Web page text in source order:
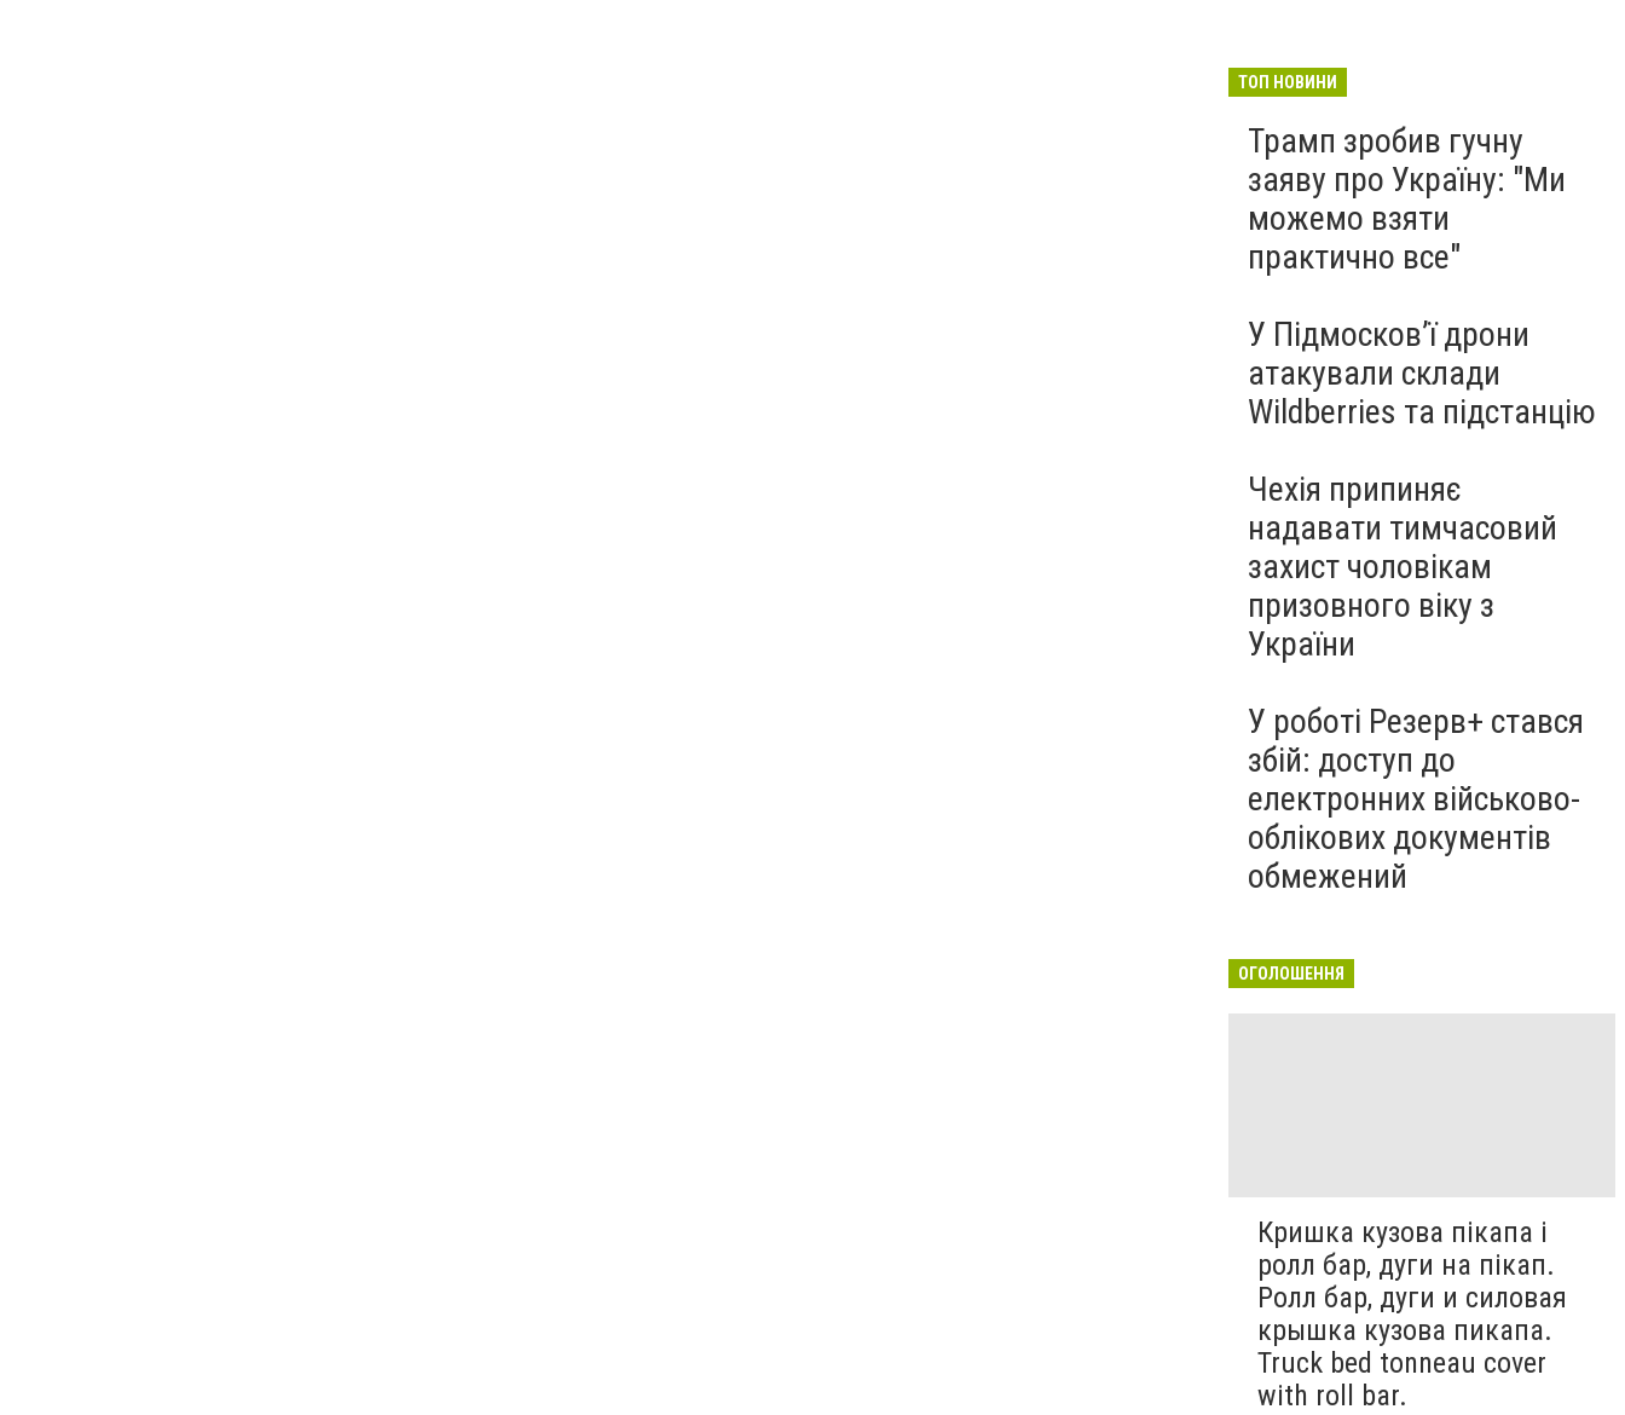
ТОП НОВИНИ
Трамп зробив гучну
заяву про Україну: "Ми
можемо взяти
практично все"
У Підмосков’ї дрони
атакували склади
Wildberries та підстанцію
Чехія припиняє
надавати тимчасовий
захист чоловікам
призовного віку з
України
У роботі Резерв+ стався
збій: доступ до
електронних військово-
облікових документів
обмежений
ОГОЛОШЕННЯ
Кришка кузова пікапа і
ролл бар, дуги на пікап.
Ролл бар, дуги и силовая
крышка кузова пикапа.
Truck bed tonneau cover
with roll bar.